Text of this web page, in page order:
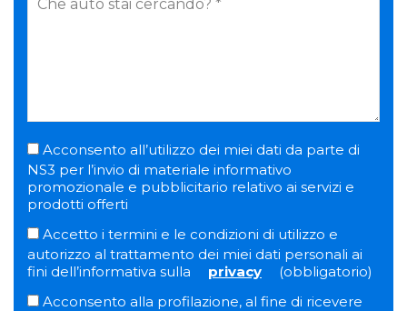
Acconsento all’utilizzo dei miei dati da parte di
NS3 per l’invio di materiale informativo
promozionale e pubblicitario relativo ai servizi e
prodotti offerti
Accetto i termini e le condizioni di utilizzo e
autorizzo al trattamento dei miei dati personali ai
fini dell’informativa sulla
privacy
(obbligatorio)
Acconsento alla profilazione, al fine di ricevere